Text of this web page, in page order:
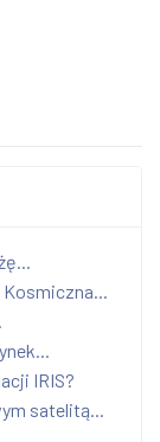
Kosmiczna...
IRIS?
satelitą...